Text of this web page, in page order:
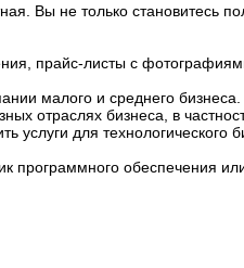
Вы не только становитесь
прайс-листы с
малого и среднего
отраслях бизнеса, в
для технологического
обеспечения